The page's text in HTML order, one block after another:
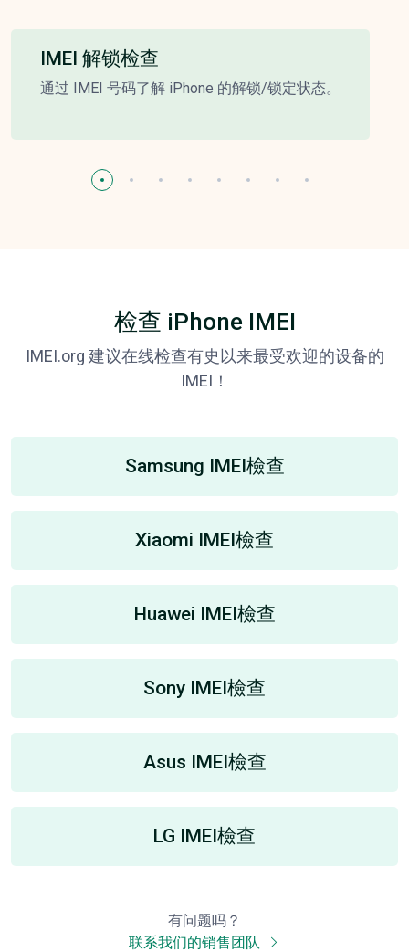
IMEI 解锁检查
通过 IMEI 号码了解 iPhone 的解锁/锁定状态。
检查 iPhone IMEI
IMEI.org 建议在线检查有史以来最受欢迎的设备的
IMEI！
Samsung IMEI檢查
Xiaomi IMEI檢查
Huawei IMEI檢查
Sony IMEI檢查
Asus IMEI檢查
LG IMEI檢查
有问题吗？
联系我们的销售团队